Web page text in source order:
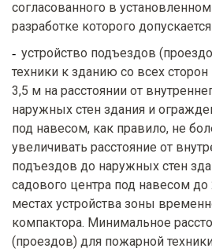
согласованного в
разработке которого
устройство подъездов
техники к зданию со всех
3,5 м на расстоянии от
наружных стен здания и
под навесом, как правило, не
увеличивать расстояние от
подъездов до наружных стен
садового центра под навесом
местах устройства зоны
компактора. Минимальное
(проездов) для пожарной